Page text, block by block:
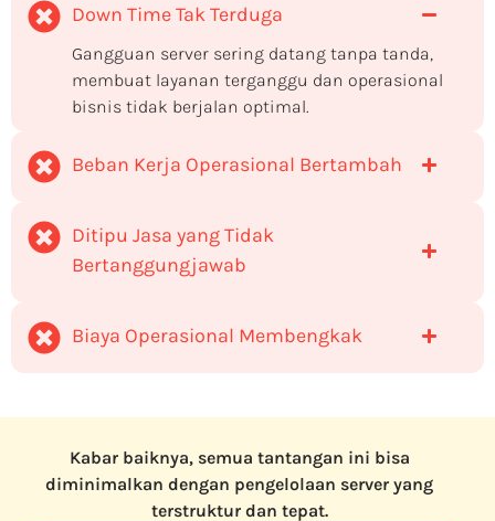
Down Time Tak Terduga
Gangguan server sering datang tanpa tanda,
membuat layanan terganggu dan operasional
bisnis tidak berjalan optimal.
Beban Kerja Operasional Bertambah
Ditipu Jasa yang Tidak
Bertanggungjawab
Biaya Operasional Membengkak
Kabar baiknya, semua tantangan ini bisa
diminimalkan dengan pengelolaan server yang
terstruktur dan tepat.